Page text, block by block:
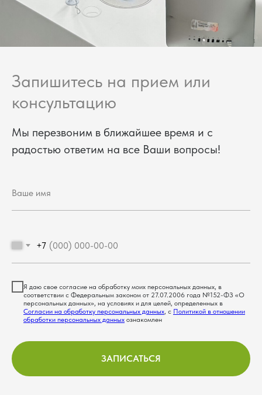
Запишитесь на прием или
консультацию
Мы перезвоним в ближайшее время и с
радостью ответим на все Ваши вопросы!
+7
Я даю свое согласие на обработку моих персональных данных, в
соответствии с Федеральным законом от 27.07.2006 года №152-ФЗ «О
персональных данных», на условиях и для целей, определенных в
Согласии на обработку персональных данных, с Политикой в отношении
обработки персональных данных ознакомлен
ЗАПИСАТЬСЯ